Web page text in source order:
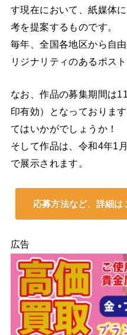
す現在において、紙媒体
考を提案するものです。
毎年、全国各地区から自
リジナリティのあるポス
なお、作品の募集期間は
印有効）となっておりま
てはいかがでしょうか！
そして作品は、令和4年1
で展示されます。
応募方法など、詳細は
広告